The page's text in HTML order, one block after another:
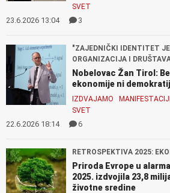
SVET
23.6.2026 13:04 3
"ZAJEDNIČKI IDENTITET
ORGANIZACIJA I
Nobelovac Žan Tirol:
ekonomije ni
IZDVAJAMO
SVET
22.6.2026 18:14 6
RETROSPEKTIVA 2025:
Priroda Evrope u
2025. izdvojila 23,8
životne sredine